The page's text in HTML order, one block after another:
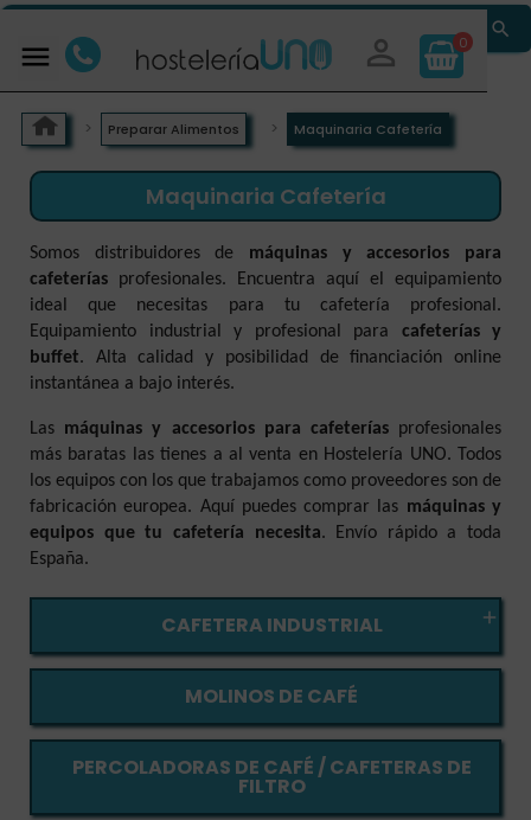
  0

Preparar Alimentos Maquinaria Cafetería
Maquinaria Cafetería
Somos distribuidores de máquinas y accesorios para
cafeterías profesionales. Encuentra aquí el equipamiento
ideal que necesitas para tu cafetería profesional.
Equipamiento industrial y profesional para cafeterías y
buffet. Alta calidad y posibilidad de financiación online
instantánea a bajo interés.
Las máquinas y accesorios para cafeteríasprofesionales
más baratas las tienes a al venta en Hostelería UNO. Todos
los equipos con los que trabajamos como proveedores son de
fabricación europea. Aquí puedes comprar las máquinas y
equipos que tu cafetería necesita. Envío rápido a toda
España.
CAFETERA INDUSTRIAL 
MOLINOS DE CAFÉ
PERCOLADORAS DE CAFÉ / CAFETERAS DE
FILTRO